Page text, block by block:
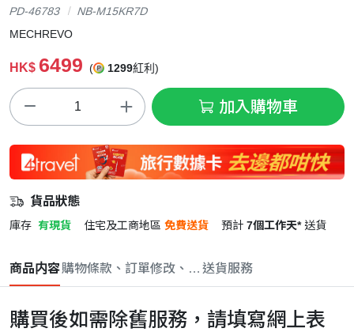
PD-46783
NB-M15KR7D
MECHREVO
HK$ 6499 ( 1299紅利)
加入購物車
貨品狀態
庫存 有現貨 住宅及工商地區 免費送貨 預計 7個工作天* 送貨
商品内容購物條款、訂單修改、取消與退款政策
送貨服務
購買後如需除舊服務，請填寫網上表